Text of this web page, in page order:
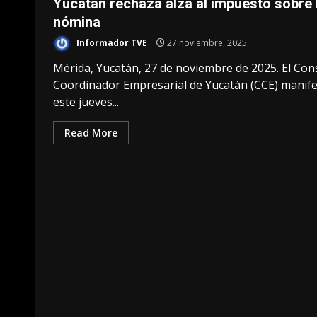
Yucatán rechaza alza al impuesto sobre
nómina
Informador TVE 27 noviembre, 2025
Mérida, Yucatán, 27 de noviembre de 2025. El
Coordinador Empresarial de Yucatán (CCE)
este jueves...
Read More